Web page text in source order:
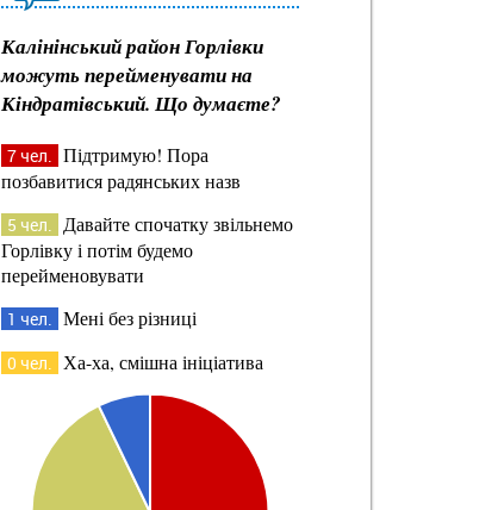
Калінінський район Горлівки
можуть перейменувати на
Кіндратівський. Що думаєте?
7 чел. Підтримую! Пора
позбавитися радянських назв
5 чел. Давайте спочатку звільнемо
Горлівку і потім будемо
перейменовувати
1 чел. Мені без різниці
0 чел. Ха-ха, смішна ініціатива